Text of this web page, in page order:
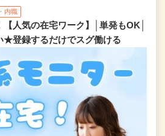
内職
人気の在宅ワーク】│単発もOK│
★登録するだけでスグ働ける